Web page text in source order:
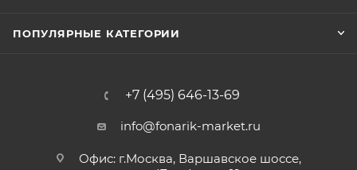
ПОПУЛЯРНЫЕ КАТЕГОРИИ
+7 (495) 646-13-69
info@fonarik-market.ru
Офис: г.Москва, Варшавское шоссе,